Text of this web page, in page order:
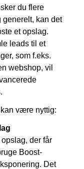
du flere
generelt, kan det
et opslag.
leads til et
som f.eks.
webshop, vil
være nyttig:
der får
Boost-
Det